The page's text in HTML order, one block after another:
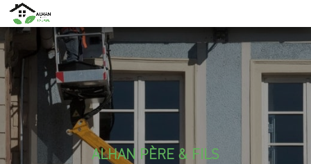
ALHAN PÈRE & FILS